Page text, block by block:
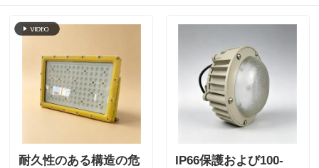
耐久性のある構造の危
IP66保護および100-